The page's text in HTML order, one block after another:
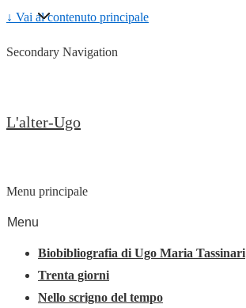
↓ Vai al contenuto principale
Secondary Navigation
L'alter-Ugo
Menu principale
Menu
Biobibliografia di Ugo Maria Tassinari
Trenta giorni
Nello scrigno del tempo